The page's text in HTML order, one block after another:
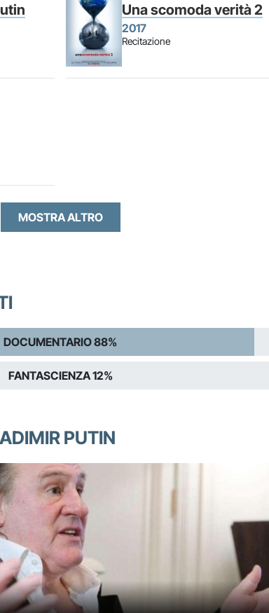
Una scomoda verità 2
2017
Recitazione
MOSTRA ALTRO
DOCUMENTARIO 88%
FANTASCIENZA 12%
PUTIN